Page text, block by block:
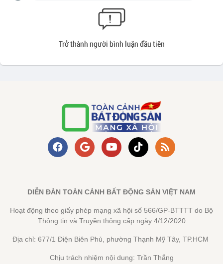
Trở thành người bình luận đầu tiên
DIỄN ĐÀN TOÀN CẢNH BẤT ĐỘNG SẢN VIỆT NAM
Hoạt động theo giấy phép mạng xã hội số 566/GP-BTTTT do Bộ
Thông tin và Truyền thông cấp ngày 4/12/2020
Địa chỉ: 677/1 Điện Biên Phủ, phường Thạnh Mỹ Tây, TP.HCM
Chịu trách nhiệm nội dung: Trần Thắng